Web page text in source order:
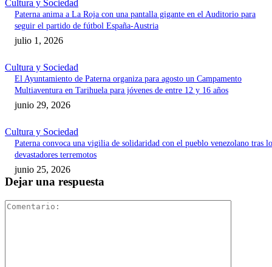
Cultura y Sociedad
Paterna anima a La Roja con una pantalla gigante en el Auditorio para
seguir el partido de fútbol España-Austria
julio 1, 2026
Cultura y Sociedad
El Ayuntamiento de Paterna organiza para agosto un Campamento
Multiaventura en Tarihuela para jóvenes de entre 12 y 16 años
junio 29, 2026
Cultura y Sociedad
Paterna convoca una vigilia de solidaridad con el pueblo venezolano tras
devastadores terremotos
junio 25, 2026
Dejar una respuesta